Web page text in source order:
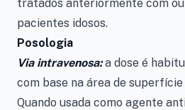
tratados anteriormente com
pacientes idosos.
Posologia
Via intravenosa:a dose é
com base na área de
Quando usada como agente